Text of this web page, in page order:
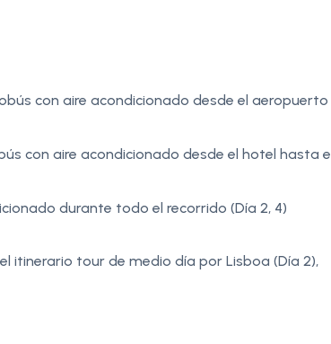
con aire acondicionado desde el aeropuerto
con aire acondicionado desde el hotel hasta el
durante todo el recorrido (Día 2, 4)
itinerario tour de medio día por Lisboa (Día 2),